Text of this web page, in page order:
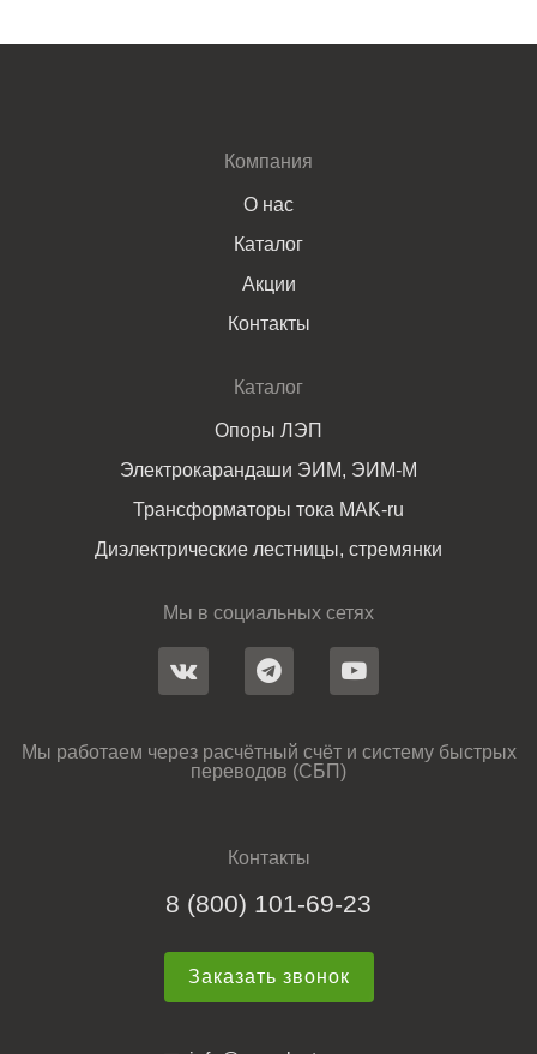
Компания
О нас
Каталог
Акции
Контакты
Каталог
Опоры ЛЭП
Электрокарандаши ЭИМ, ЭИМ-М
Трансформаторы тока MAK-ru
Диэлектрические лестницы, стремянки
Мы в социальных сетях
Мы работаем через расчётный счёт и систему быстрых
переводов (СБП)
Контакты
8 (800) 101-69-23
Заказать звонок